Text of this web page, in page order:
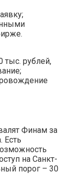
тыс. рублей,
Финам за
Есть
на Санкт-
порог – 30